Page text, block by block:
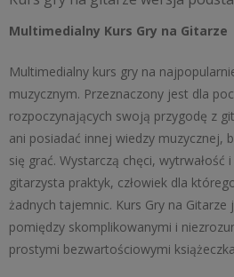
Multimedialny Kurs Gry na Gitarze
Multimedialny kurs gry na
muzycznym. Przeznaczony jest dla
rozpoczynających swoją przygodę z
ani posiadać innej wiedzy muzycznej,
się grać. Wystarczą chęci,
gitarzysta praktyk, człowiek dla
żadnych tajemnic. Kurs Gry na
pomiędzy skomplikowanymi i
prostymi bezwartościowymi